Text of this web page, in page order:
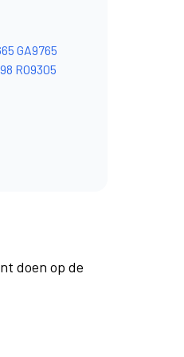
GA9765
RO9305
doen op de